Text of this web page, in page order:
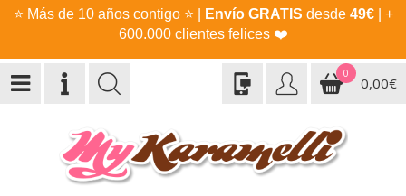
⭐ Más de 10 años contigo ⭐ Envío GRATIS desde 49€| +
600.000 clientes felices ❤️
0
0,00€